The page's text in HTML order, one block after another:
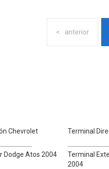
anterior
Chevrolet
Terminal
Dodge Atos 2004
Terminal
2004